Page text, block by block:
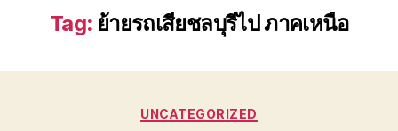
สไลด์
ใน
หัวหิน
ชั่วโมง
Tag: ย้ายรถเสียชลบุรีไป ภาคเหนือ
Categories
UNCATEGORIZED